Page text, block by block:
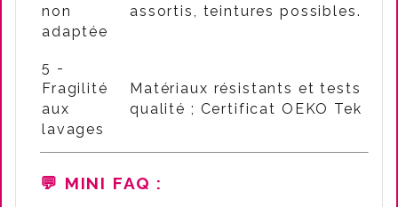
non
adaptée
assortis, teintures possibles.
5 -
Fragilité
aux
lavages
Matériaux résistants et tests
qualité ; Certificat OEKO Tek
💬 MINI FAQ :